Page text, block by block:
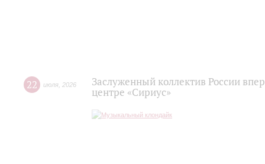
22 июля 2026
Заслуженный коллектив России
центре «Сириус»